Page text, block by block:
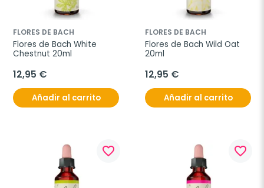
FLORES DE BACH
Flores de Bach White
Chestnut 20ml
12,95 €
Añadir al carrito
FLORES DE BACH
Flores de Bach Wild Oat
20ml
12,95 €
Añadir al carrito
favorite_border favorite_border